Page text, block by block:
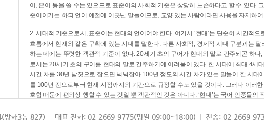
어, 은어 등을 쓸 수는 있으므로 표준어의 사회적 기준은 상당히 느슨하다고 할 수 있다.
준어이기는 하되 언어 예절에 어긋난 말들이므로, 교양 있는 사람이라면 사용을 자제하
2. 시대적 기준으로서, 표준어는 현대의 언어여야 한다. 여기서 ‘현대’는 단순히 시간적으
흐름에서 현재와 같은 구획에 있는 시대를 말한다. 다른 사회적, 경제적 시대 구분과는
하는 데에는 뚜렷한 객관적 기준이 없다. 20세기 초의 구어가 현대의 말로 간주되곤 하나
로서는 20세기 초의 구어를 현대의 말로 간주하기에 어려움이 있다. 한 시대에 최대 4세
시간 차를 30년 남짓으로 잡으면 넉넉잡아 100년 정도의 시간 차가 있는 말들이 한 시대
를 100년 전으로부터 현재 시점까지의 기간으로 규정할 수도 있을 것이다. 그러나 이러한
호함 때문에 편의상 행할 수 있는 것일 뿐 객관적인 것은 아니다. ‘현대’는 국어 언중들의
3. 지역적 기준으로서, 표준어는 서울말이어야 한다. 이는 표준어의 공용어적 성격을 가
방화3동 827) 대표 전화: 02-2669-9775(평일 09:00~18:00) 전송: 02-2669-